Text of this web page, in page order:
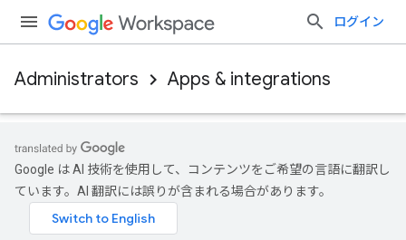
ログイン
Administrators Apps & integrations
Google は AI 技術を使用して、コンテンツをご希望の言語に翻訳し
ています。AI 翻訳には誤りが含まれる場合があります。